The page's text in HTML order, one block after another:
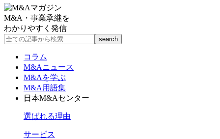
M&A・事業承継を
わかりやすく発信
コラム
M&Aニュース
M&Aを学ぶ
M&A用語集
日本M&Aセンター
選ばれる理由
サービス